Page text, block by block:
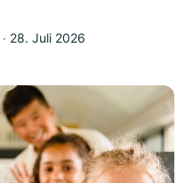
‧ 28. Juli 2026